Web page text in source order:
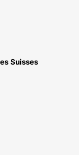
Suisses